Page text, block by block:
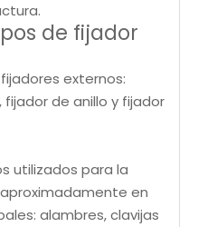
de fijador
externos:
de anillo y fijador
utilizados para la
en
alambres, clavijas